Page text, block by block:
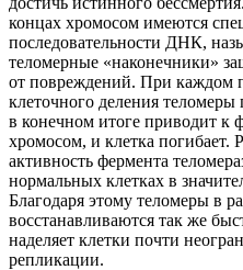
концах хромосом имеются
последовательности ДНК,
теломерные «наконечники»
от повреждений. При каждом
клеточного деления теломеры
в конечном итоге приводит к
хромосом, и клетка погибает.
активность фермента
нормальных клетках в
Благодаря этому теломеры в
восстанавливаются так же
наделяет клетки почти
репликации.